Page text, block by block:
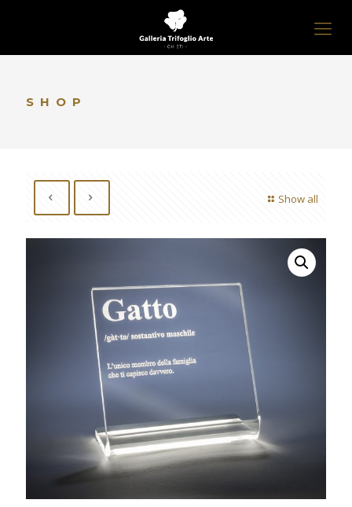
SHOP
Show all